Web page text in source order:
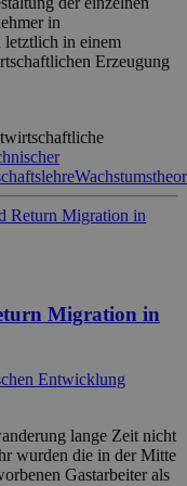
in
letztlich in einem
Erzeugung
Migration in
Entwicklung
lange Zeit nicht
wurden die in der Mitte
Gastarbeiter als